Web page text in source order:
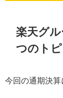
楽天グル
つのトピ
今回の通期決算